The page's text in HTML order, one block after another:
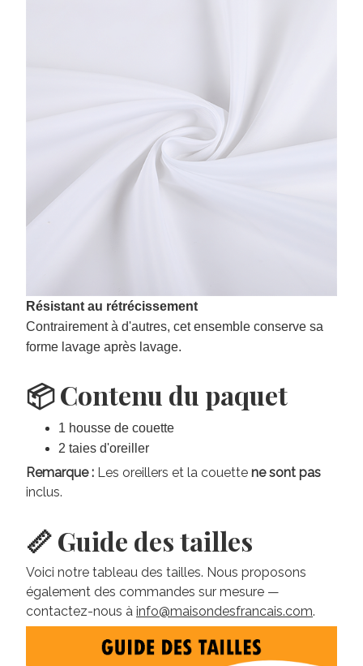
Résistant au rétrécissement
Contrairement à d'autres, cet ensemble conserve sa
forme lavage après lavage.
📦 Contenu du paquet
1 housse de couette
2 taies d'oreiller
Remarque : Les oreillers et la couette ne sont pas
inclus.
📏 Guide des tailles
Voici notre tableau des tailles. Nous proposons
également des commandes sur mesure —
contactez-nous à info@maisondesfrancais.com.